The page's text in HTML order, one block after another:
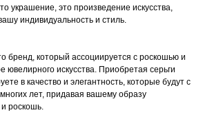
украшение, это произведение искусства,
индивидуальность и стиль.
бренд, который ассоциируется с роскошью и
ювелирного искусства. Приобретая серьги
в качество и элегантность, которые будут с
лет, придавая вашему образу
роскошь.